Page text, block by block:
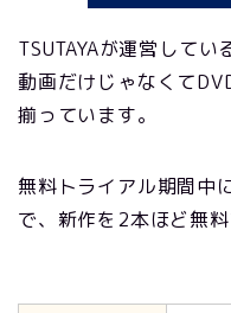
TSUTAYAが運営して
動画だけじゃなくて
揃っています。
無料トライアル期間中
で、新作を2本ほど無